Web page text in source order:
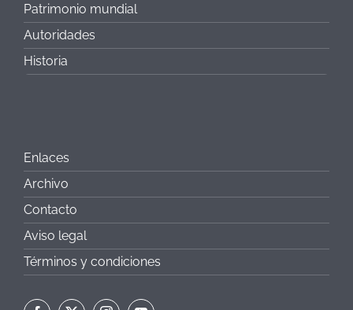
Patrimonio mundial
Autoridades
Historia
Enlaces
Archivo
Contacto
Aviso legal
Términos y condiciones